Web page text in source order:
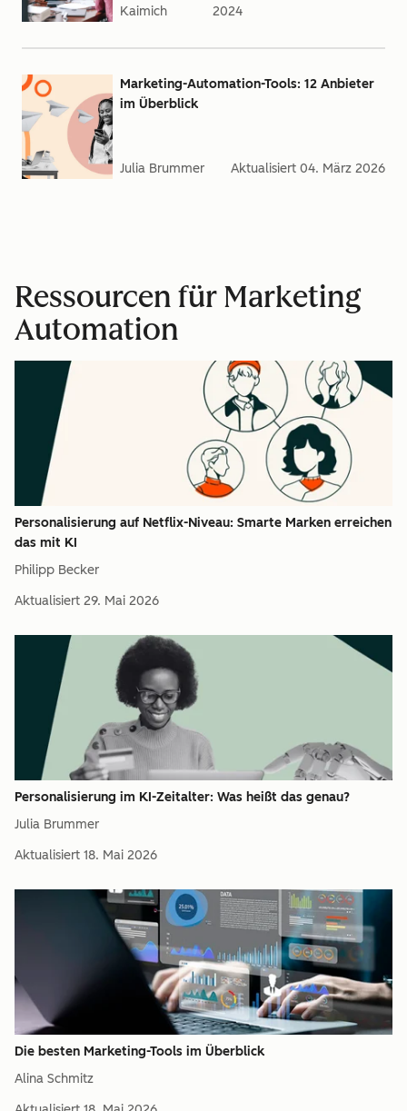
Kaimich
2024
Marketing-Automation-Tools: 12 Anbieter
im Überblick
Julia Brummer Aktualisiert 04. März 2026
Ressourcen für Marketing
Automation
Personalisierung auf Netflix-Niveau: Smarte Marken erreichen
das mit KI
Philipp Becker
Aktualisiert 29. Mai 2026
Personalisierung im KI-Zeitalter: Was heißt das genau?
Julia Brummer
Aktualisiert 18. Mai 2026
Die besten Marketing-Tools im Überblick
Alina Schmitz